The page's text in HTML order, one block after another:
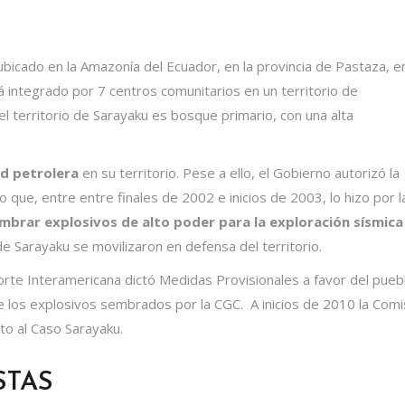
en la Amazonía del Ecuador, en la provincia de Pastaza,
integrado por 7 centros comunitarios en un territorio de
territorio de Sarayaku es bosque primario, con una alta
petrolera en su territorio. Pese a ello, el Gobierno autorizó la
que, entre entre finales de 2002 e inicios de 2003, lo hizo por
explosivos de alto poder para la exploración sísmica
Sarayaku se movilizaron en defensa del territorio.
Interamericana dictó Medidas Provisionales a favor del
explosivos sembrados por la CGC. A inicios de 2010 la
al Caso Sarayaku.